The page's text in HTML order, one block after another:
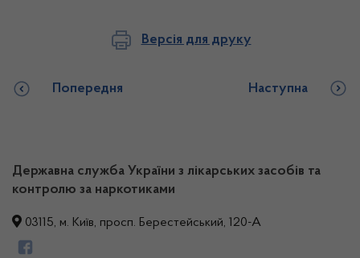
Версія для друку
Попередня Наступна
Державна служба України з лікарських засобів та
контролю за наркотиками
03115, м. Київ, просп. Берестейський, 120-А